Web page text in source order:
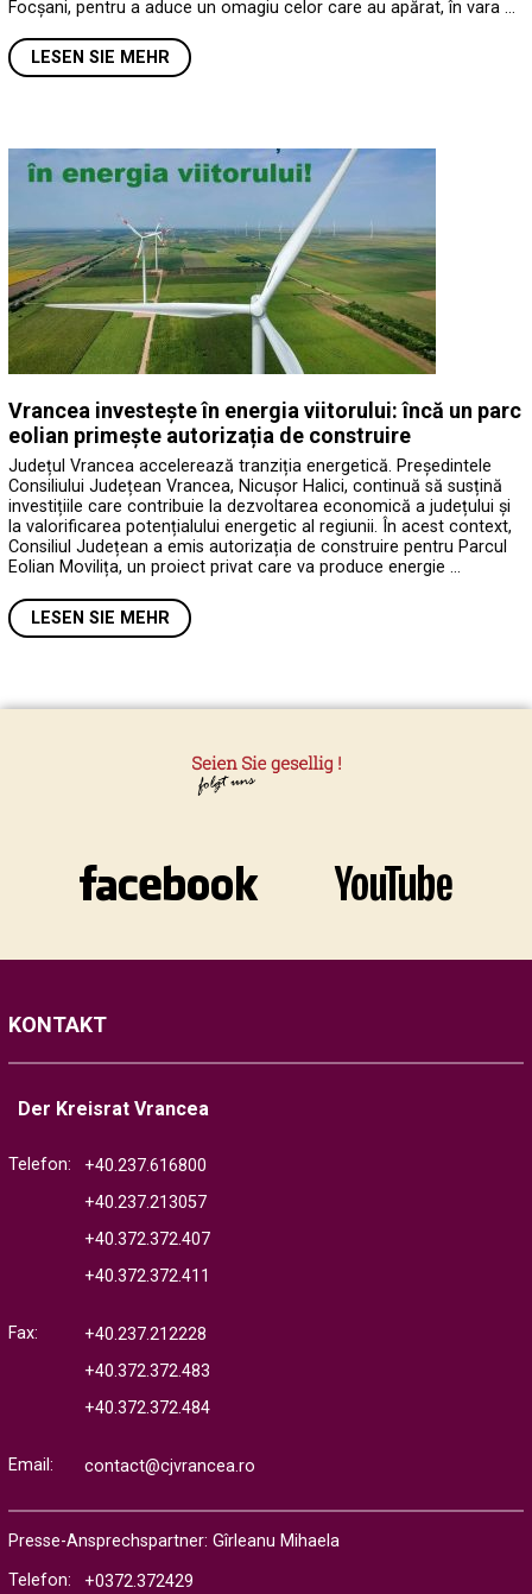
Focșani, pentru a aduce un omagiu celor care au apărat, în vara …
LESEN SIE MEHR
Vrancea investește în energia viitorului: încă un parc
eolian primește autorizația de construire
Județul Vrancea accelerează tranziția energetică. Președintele
Consiliului Județean Vrancea, Nicușor Halici, continuă să susțină
investițiile care contribuie la dezvoltarea economică a județului și
la valorificarea potențialului energetic al regiunii. În acest context,
Consiliul Județean a emis autorizația de construire pentru Parcul
Eolian Movilița, un proiect privat care va produce energie …
LESEN SIE MEHR
KONTAKT
Der Kreisrat Vrancea
Telefon:
+40.237.616800
+40.237.213057
+40.372.372.407
+40.372.372.411
Fax:
+40.237.212228
+40.372.372.483
+40.372.372.484
Email: contact@cjvrancea.ro
Presse-Ansprechspartner: Gîrleanu Mihaela
Telefon:
+0372.372429